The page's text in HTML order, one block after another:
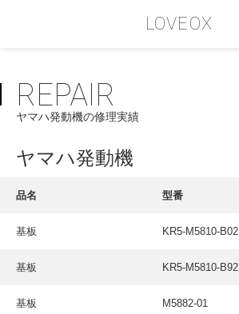
LOVEOX
PHILOSOPHY
フィロソフィー
COMPANY PROFILE
INTERVIEW
お客様インタビュー
REPAIR
ヤマハ発動機の修理実績
ヤマハ発動機
品名 型番
基板 KR5-M5810-B02
基板 KR5-M5810-B92
基板 M5882-01